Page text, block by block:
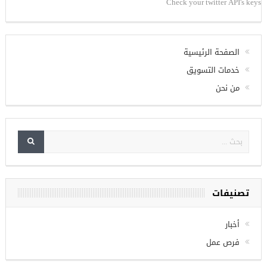
الصفحة الرئيسية
خدمات التسويق
من نحن
تصنيفات
أخبار
فرص عمل